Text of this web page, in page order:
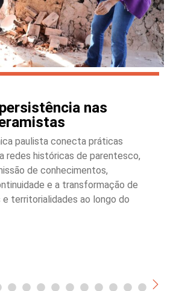
nas
paulista conecta práticas
redes históricas de parentesco,
de conhecimentos,
e a transformação de
territorialidades ao longo do